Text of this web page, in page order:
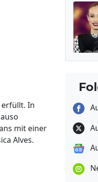
erfüllt. In
mit einer
Alves.